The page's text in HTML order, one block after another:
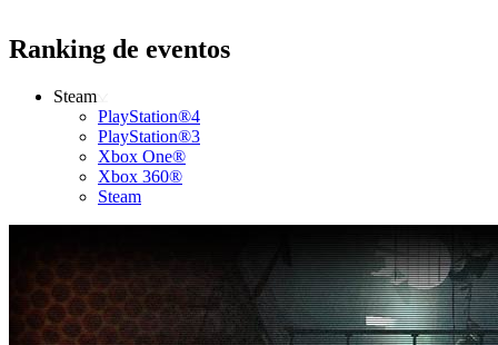
Ranking de eventos
Steam
PlayStation®4
PlayStation®3
Xbox One®
Xbox 360®
Steam